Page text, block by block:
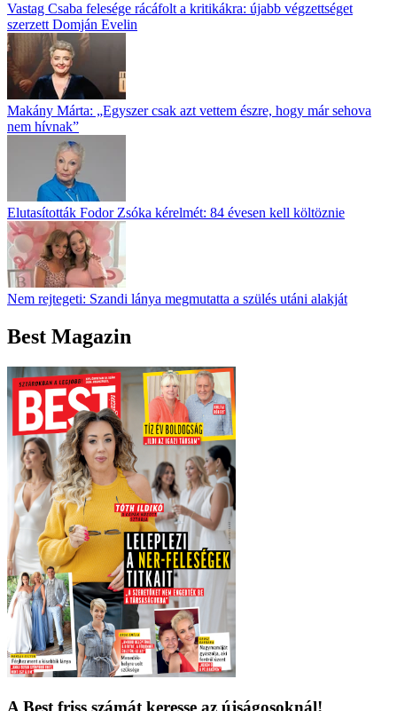
Vastag Csaba felesége rácáfolt a kritikákra: újabb végzettséget
szerzett Domján Evelin
Makány Márta: „Egyszer csak azt vettem észre, hogy már sehova
nem hívnak”
Elutasították Fodor Zsóka kérelmét: 84 évesen kell költöznie
Nem rejtegeti: Szandi lánya megmutatta a szülés utáni alakját
Best Magazin
A Best friss számát keresse az újságosoknál!